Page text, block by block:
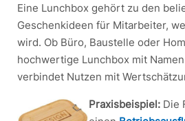
Eine Lunchbox gehört zu den
Geschenkideen für Mitarbeiter,
wird. Ob Büro, Baustelle oder
hochwertige Lunchbox mit
verbindet Nutzen mit
Praxisbeispiel:Die